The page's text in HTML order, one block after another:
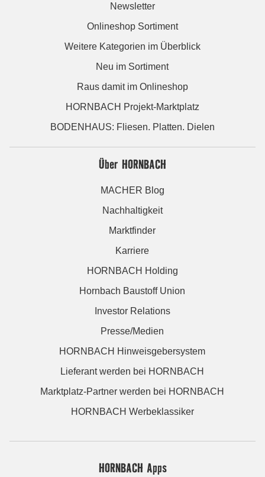
Newsletter
Onlineshop Sortiment
Weitere Kategorien im Überblick
Neu im Sortiment
Raus damit im Onlineshop
HORNBACH Projekt-Marktplatz
BODENHAUS: Fliesen. Platten. Dielen
Über HORNBACH
MACHER Blog
Nachhaltigkeit
Marktfinder
Karriere
HORNBACH Holding
Hornbach Baustoff Union
Investor Relations
Presse/Medien
HORNBACH Hinweisgebersystem
Lieferant werden bei HORNBACH
Marktplatz-Partner werden bei HORNBACH
HORNBACH Werbeklassiker
HORNBACH Apps